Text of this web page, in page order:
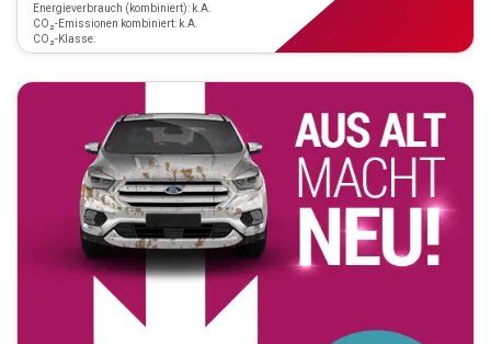
Energieverbrauch (kombiniert): k.A.
CO₂-Emissionen kombiniert: k.A.
CO₂-Klasse: